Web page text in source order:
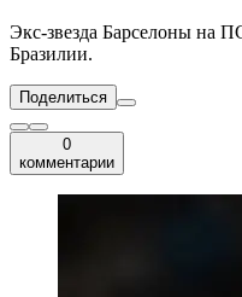
Экс-звезда Барселоны на
Бразилии.
Поделиться
0
комментарии